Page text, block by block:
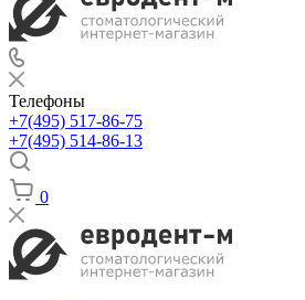
Телефоны
+7(495) 517-86-75
+7(495) 514-86-13
0